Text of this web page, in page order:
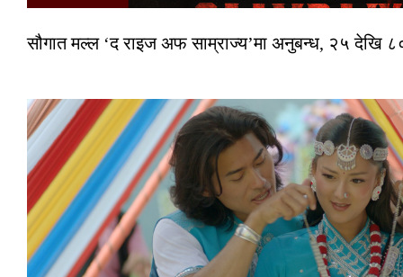
सौगात मल्ल ‘द राइज अफ साम्राज्य’मा अनुबन्ध, २५ देखि